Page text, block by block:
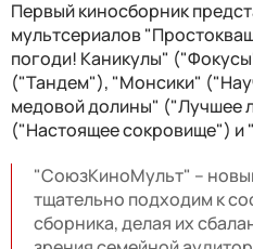
Первый киносборник
мультсериалов
погоди! Каникулы"
("Тандем"), "Монсики"
медовой долины" ("Лучшее
("Настоящее сокровище") и
"СоюзКиноМульт" –
тщательно подходим к
сборника, делая их